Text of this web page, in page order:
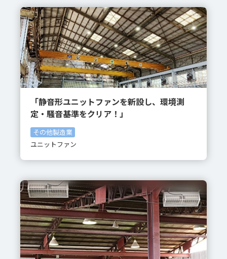
「静音形ユニットファンを新設し、環境測
定・騒音基準をクリア！」
その他製造業
ユニットファン